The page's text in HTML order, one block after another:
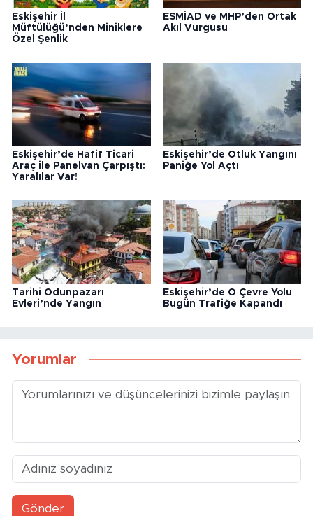
Eskişehir İl
Müftülüğü’nden Miniklere
Özel Şenlik
ESMİAD ve MHP’den Ortak
Akıl Vurgusu
Eskişehir’de Hafif Ticari
Araç ile Panelvan Çarpıştı:
Yaralılar Var!
Eskişehir’de Otluk Yangını
Paniğe Yol Açtı
Tarihi Odunpazarı
Evleri’nde Yangın
Eskişehir’de O Çevre Yolu
Bugün Trafiğe Kapandı
Yorumlar
Gönder